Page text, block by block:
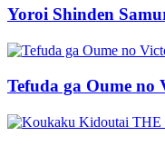
Yoroi Shinden
Tefuda ga Oume no